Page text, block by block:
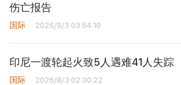
伤亡报告
国际 2026/8/3 03:54:10
印尼一渡轮起火致5人遇难41人失踪
国际 2026/8/3 02:30:22